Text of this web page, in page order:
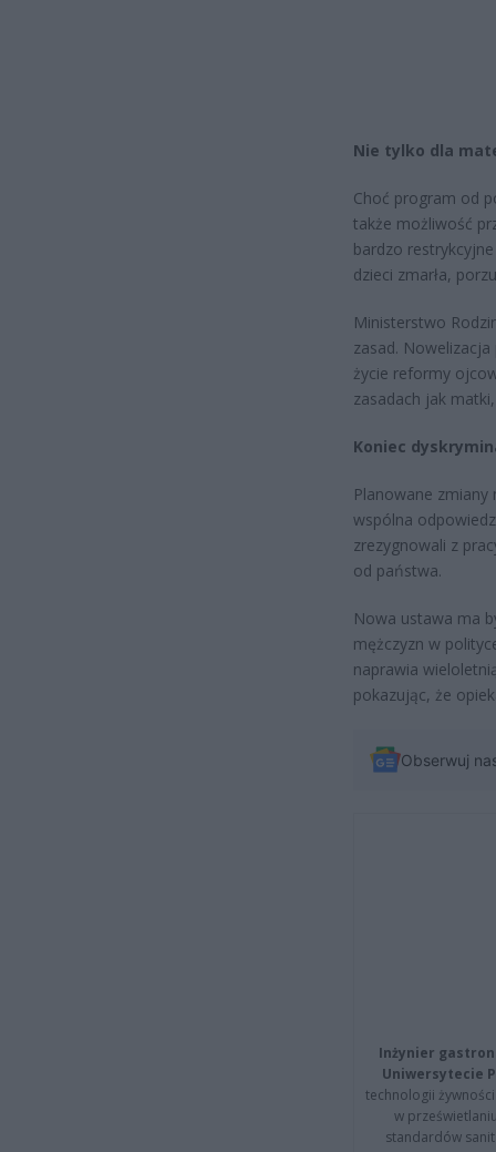
Nie tylko dla
Choć program od
także możliwość
bardzo
dzieci zmarła,
Ministerstwo
zasad.
życie reformy
zasadach jak
Koniec
Planowane
wspólna
zrezygnowali z
od państwa.
Nowa ustawa ma
mężczyzn w
naprawia
pokazując, że
Obserwuj
Inżynier
Uniwersytecie
technologii
w
standardów